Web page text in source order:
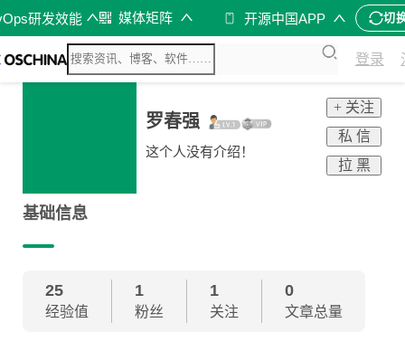
研发效能 媒体矩阵 开源中国APP 切
登录
罗春强
这个人没有介绍！
+ 关注
私 信
拉 黑
基础信息
25
经验值
1
粉丝
1
关注
0
文章总量